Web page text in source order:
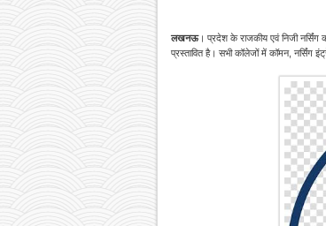
लखनऊ। प्रदेश के राजकीय एवं निजी नर्सिंग
प्रस्तावित है। सभी कॉलेजों में कॉमन, नर्सिंग